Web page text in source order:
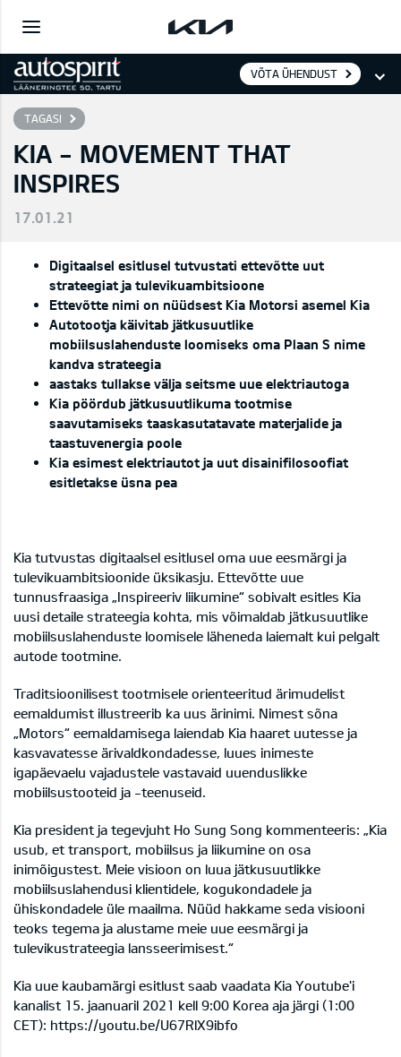
VÕTA ÜHENDUST
TAGASI
KIA - MOVEMENT THAT
INSPIRES
17.01.21
Digitaalsel esitlusel tutvustati ettevõtte uut
strateegiat ja tulevikuambitsioone
Ettevõtte nimi on nüüdsest Kia Motorsi asemel Kia
Autotootja käivitab jätkusuutlike
mobiilsuslahenduste loomiseks oma Plaan S nime
kandva strateegia
aastaks tullakse välja seitsme uue elektriautoga
Kia pöördub jätkusuutlikuma tootmise
saavutamiseks taaskasutatavate materjalide ja
taastuvenergia poole
Kia esimest elektriautot ja uut disainifilosoofiat
esitletakse üsna pea
Kia tutvustas digitaalsel esitlusel oma uue eesmärgi ja
tulevikuambitsioonide üksikasju. Ettevõtte uue
tunnusfraasiga „Inspireeriv liikumine“ sobivalt esitles Kia
uusi detaile strateegia kohta, mis võimaldab jätkusuutlike
mobiilsuslahenduste loomisele läheneda laiemalt kui pelgalt
autode tootmine.
Traditsioonilisest tootmisele orienteeritud ärimudelist
eemaldumist illustreerib ka uus ärinimi. Nimest sõna
„Motors“ eemaldamisega laiendab Kia haaret uutesse ja
kasvavatesse ärivaldkondadesse, luues inimeste
igapäevaelu vajadustele vastavaid uuenduslikke
mobiilsustooteid ja -teenuseid.
Kia president ja tegevjuht Ho Sung Song kommenteeris: „Kia
usub, et transport, mobiilsus ja liikumine on osa
inimõigustest. Meie visioon on luua jätkusuutlikke
mobiilsuslahendusi klientidele, kogukondadele ja
ühiskondadele üle maailma. Nüüd hakkame seda visiooni
teoks tegema ja alustame meie uue eesmärgi ja
tulevikustrateegia lansseerimisest.“
Kia uue kaubamärgi esitlust saab vaadata Kia Youtube'i
kanalist 15. jaanuaril 2021 kell 9:00 Korea aja järgi (1:00
CET): https://youtu.be/U67RlX9ibfo